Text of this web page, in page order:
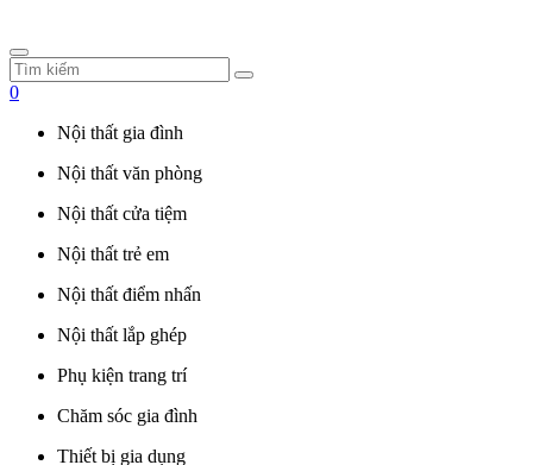
0
Nội thất gia đình
Nội thất văn phòng
Nội thất cửa tiệm
Nội thất trẻ em
Nội thất điểm nhấn
Nội thất lắp ghép
Phụ kiện trang trí
Chăm sóc gia đình
Thiết bị gia dụng